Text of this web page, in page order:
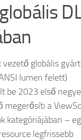
vezető globális
lumen felett)
be 2023 első
megerősíti a
kategóriájában –
legfrissebb